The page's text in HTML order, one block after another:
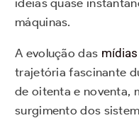
máquinas.
A evolução das
trajetória fascinante
de oitenta e noventa,
surgimento dos